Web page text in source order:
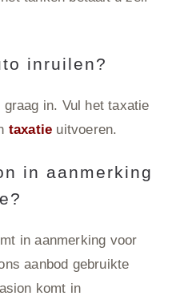
inruilen?
in. Vul het taxatie
taxatie uitvoeren.
in aanmerking
in aanmerking voor
aanbod gebruikte
komt in